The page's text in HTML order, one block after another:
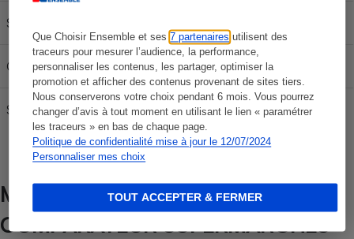
Que Choisir Ensemble et ses7 partenaires utilisent des
traceurs pour mesurer l’audience, la performance,
personnaliser les contenus, les partager, optimiser la
promotion et afficher des contenus provenant de sites tiers.
Nous conserverons votre choix pendant 6 mois. Vous pourrez
changer d’avis à tout moment en utilisant le lien « paramétrer
les traceurs » en bas de chaque page.
Politique de confidentialité mise à jour le 12/07/2024
Personnaliser mes choix
TOUT ACCEPTER & FERMER
SP 95-E10
Gazole 65,07 € 108,45 € 151,83 €
SP 98 62,37 € 103,95 € 145,53 €
MÉTHODOLOGIE DE NOTRE
COMPARATEUR SUPERMARCHÉS